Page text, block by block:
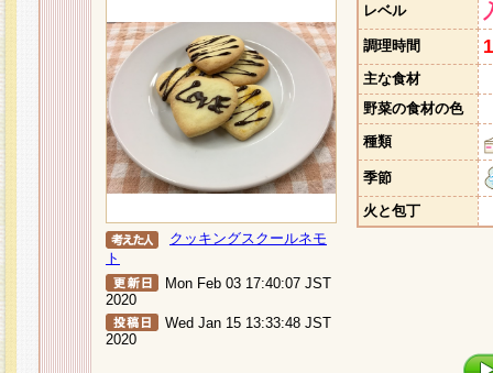
クッキングスクールネモ
ト
Mon Feb 03 17:40:07 JST
2020
Wed Jan 15 13:33:48 JST
2020
レベル
調理時間
主な食材
野菜の食材の色
種類
季節
火と包丁